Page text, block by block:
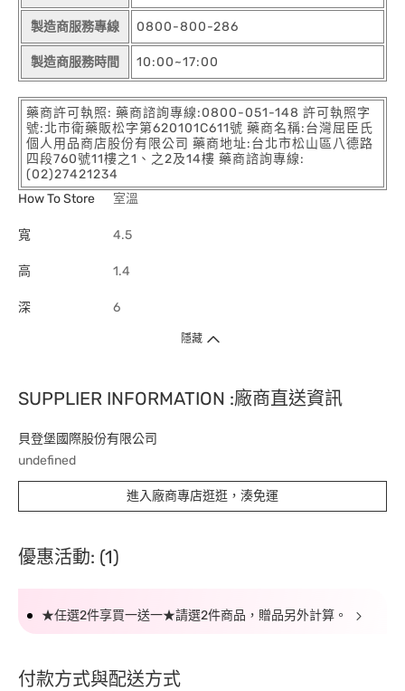
製造商服務專線 0800-800-286
製造商服務時間 10:00~17:00
藥商許可執照: 藥商諮詢專線:0800-051-148 許可執照字
號:北市衛藥販松字第620101C611號 藥商名稱:台灣屈臣氏
個人用品商店股份有限公司 藥商地址:台北市松山區八德路
四段760號11樓之1、之2及14樓 藥商諮詢專線:
(02)27421234
How To Store
室溫
寬 4.5
高 1.4
深 6
隱藏
SUPPLIER INFORMATION :廠商直送資訊
貝登堡國際股份有限公司
undefined
進入廠商專店逛逛，湊免運
優惠活動: (1)
★任選2件享買一送一★請選2件商品，贈品另外計算。
付款方式與配送方式